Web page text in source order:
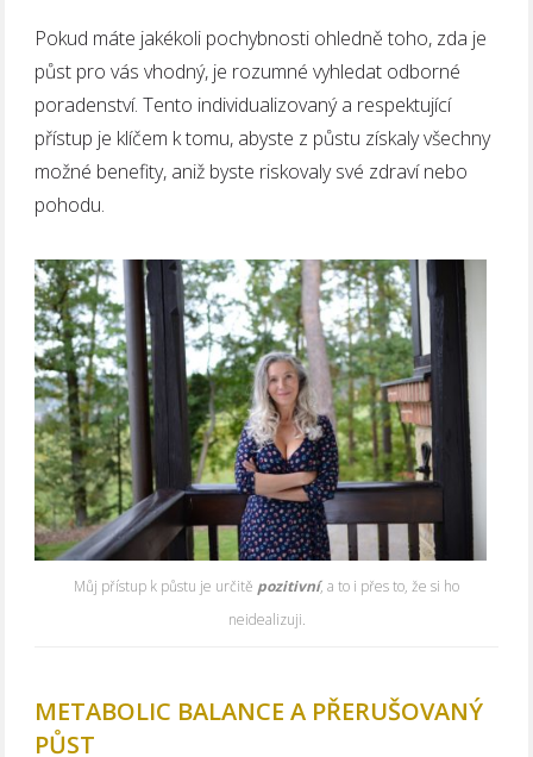
Pokud máte jakékoli pochybnosti ohledně toho, zda je
půst pro vás vhodný, je rozumné vyhledat odborné
poradenství. Tento individualizovaný a respektující
přístup je klíčem k tomu, abyste z půstu získaly všechny
možné benefity, aniž byste riskovaly své zdraví nebo
pohodu.
Můj přístup k půstu je určitě pozitivní, a to i přes to, že si ho
neidealizuji.
METABOLIC BALANCE A PŘERUŠOVANÝ
PŮST